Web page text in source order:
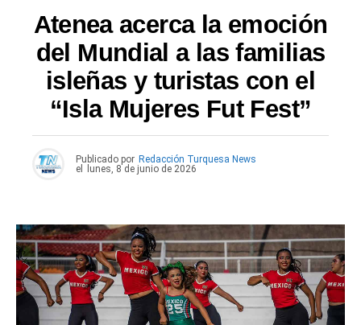
Atenea acerca la emoción
del Mundial a las familias
isleñas y turistas con el
“Isla Mujeres Fut Fest”
Publicado por Redacción Turquesa News
el
lunes, 8 de junio de 2026